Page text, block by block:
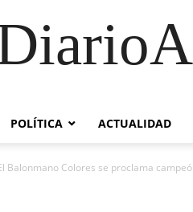
POLÍTICA ACTUALIDAD
Balonmano Colores se proclama